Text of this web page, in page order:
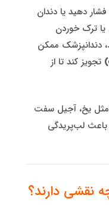
دهید یا دندان
یا ترک خوردن
دندانپزشک ممکن
تجویز کند تا از
یخ، آجیل سفت
باعث لب‌پریدگی